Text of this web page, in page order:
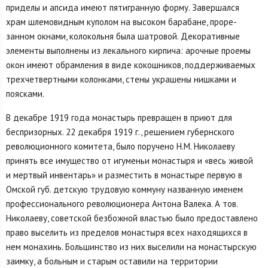
приделы и апсида имеют пятигранную форму. Завершался
храм шлемовидным куполом на высоком барабане, проре­
занном окнами, колокольня была шатровой. Декоративные
элементы выполнены из лекального кир­пича: арочные проемы
окон имеют обрамления в виде кокошников, поддерживаемых
трехчетвертны­ми колонками, стены украшены нишками и
поясками.
В декабре 1919 года монастырь превращен в приют для
беспризорных. 22 декабря 1919 г., решением губернского
революционного комитета, было поручено Н.М. Николаеву
принять все имущество от игуменьи монастыря и «весь живой
и мертвый инвентарь» и разместить в монастыре первую в
Омской губ. детскую трудовую коммуну названную именем
профессионального революционера Антона Валека. А тов.
Николаеву, советской безбожной властью было предоставлено
право выселить из пределов монастыря всех находящихся в
нем монахинь. Большинство из них выселили на монастырскую
заимку, а больным и старым оставили на территории